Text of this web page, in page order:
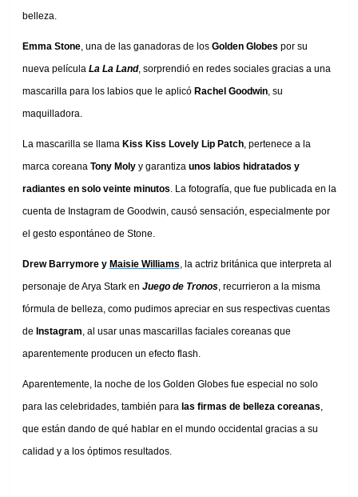
belleza.
Emma Stone, una de las ganadoras de los Golden Globes por su
nueva película La La Land, sorprendió en redes sociales gracias a una
mascarilla para los labios que le aplicó Rachel Goodwin, su
maquilladora.
La mascarilla se llama Kiss Kiss Lovely Lip Patch, pertenece a la
marca coreana Tony Moly y garantiza unos labios hidratados y
radiantes en solo veinte minutos . La fotografía, que fue publicada en la
cuenta de Instagram de Goodwin, causó sensación, especialmente por
el gesto espontáneo de Stone.
Drew Barrymore y Maisie Williams , la actriz británica que interpreta al
personaje de Arya Stark en Juego de Tronos, recurrieron a la misma
fórmula de belleza, como pudimos apreciar en sus respectivas cuentas
de Instagram , al usar unas mascarillas faciales coreanas que
aparentemente producen un efecto flash.
Aparentemente, la noche de los Golden Globes fue especial no solo
para las celebridades, también para las firmas de belleza coreanas
que están dando de qué hablar en el mundo occidental gracias a su
calidad y a los óptimos resultados.